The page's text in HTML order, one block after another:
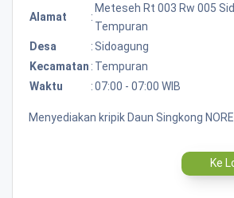
Alamat :
Meteseh Rt 003 Rw 005
Tempuran
Desa
: Sidoagung
Kecamatan : Tempuran
Waktu
:07:00 - 07:00 WIB
Menyediakan kripik Daun Singkong
Ke